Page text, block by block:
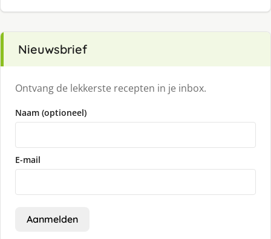
Nieuwsbrief
Ontvang de lekkerste recepten in je inbox.
Naam (optioneel)
E-mail
Aanmelden